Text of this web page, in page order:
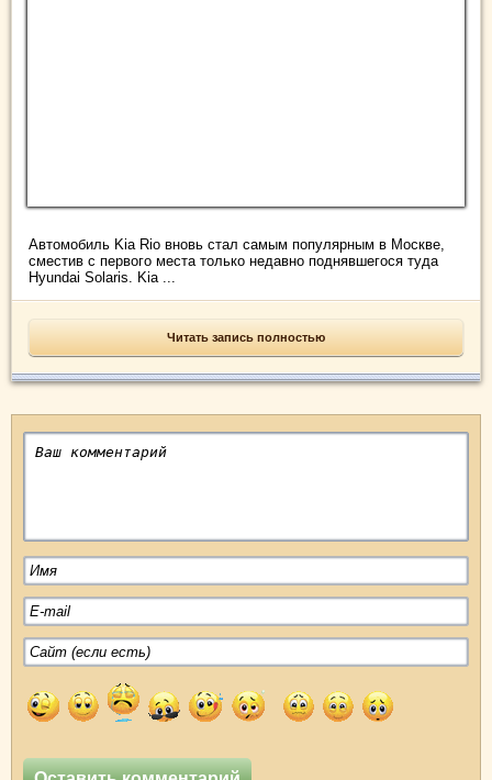
Автомобиль Kia Rio вновь стал самым популярным в Москве,
сместив с первого места только недавно поднявшегося туда
Hyundai Solaris. Kia ...
Читать запись полностью